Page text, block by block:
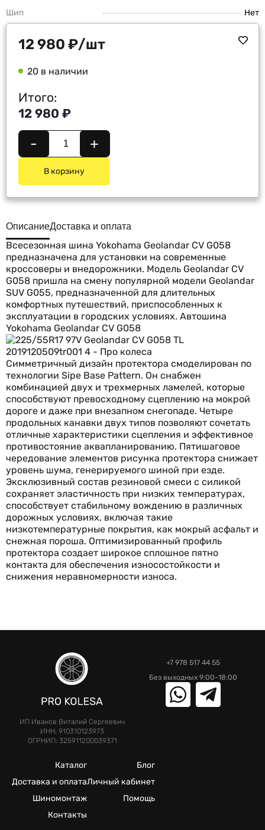
Шип
Нет
12 980 ₽/шт
20 в наличии
Итого:
12 980 ₽
- +
В корзину
ОписаниеДоставка и оплата
Всесезонная шина Yokohama Geolandar CV G058
предназначена для установки на современные
кроссоверы и внедорожники. Модель Geolandar CV
G058 пришла на смену популярной модели Geolandar
SUV G055, предназначенной для длительных
комфортных путешествий, приспособленных к
эксплуатации в городских условиях. Автошина
Yokohama Geolandar CV G058
Симметричный дизайн протектора смоделирован по
технологии Sipe Base Pattern. Он снабжен
комбинацией двух и трехмерных ламелей, которые
способствуют превосходному сцеплению на мокрой
дороге и даже при внезапном снегопаде. Четыре
продольных канавки двух типов позволяют сочетать
отличные характеристики сцепления и эффективное
противостояние аквапланированию. Пятишаговое
чередование элементов рисунка протектора снижает
уровень шума, генерируемого шиной при езде.
Эксклюзивный состав резиновой смеси с силикой
сохраняет эластичность при низких температурах,
способствует стабильному вождению в различных
дорожных условиях, включая такие
низкотемпературные покрытия, как мокрый асфальт и
снежная пороша. Оптимизированный профиль
протектора создает широкое сплошное пятно
контакта для обеспечения износостойкости и
снижения неравномерности износа.
ИП Иванов Виталий Сергеевич
ИНН: 910310123973
ОГРНИП: 325911200039371
+7 978 517 44 55
Без выходных 9:00-18:00
Каталог
Доставка и оплата
Шиномонтаж
Контакты
Блог
Личный кабинет
Помощь